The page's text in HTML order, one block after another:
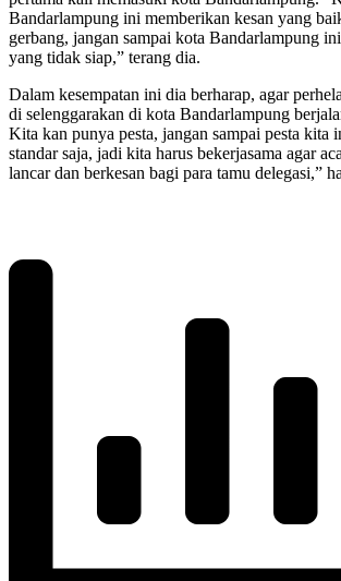
Bandarlampung ini memberikan kesan yang
gerbang, jangan sampai kota Bandarlampung
yang tidak siap,” terang dia.
Dalam kesempatan ini dia berharap, agar
di selenggarakan di kota Bandarlampung
Kita kan punya pesta, jangan sampai pesta kita
standar saja, jadi kita harus bekerjasama agar
lancar dan berkesan bagi para tamu delegasi,”